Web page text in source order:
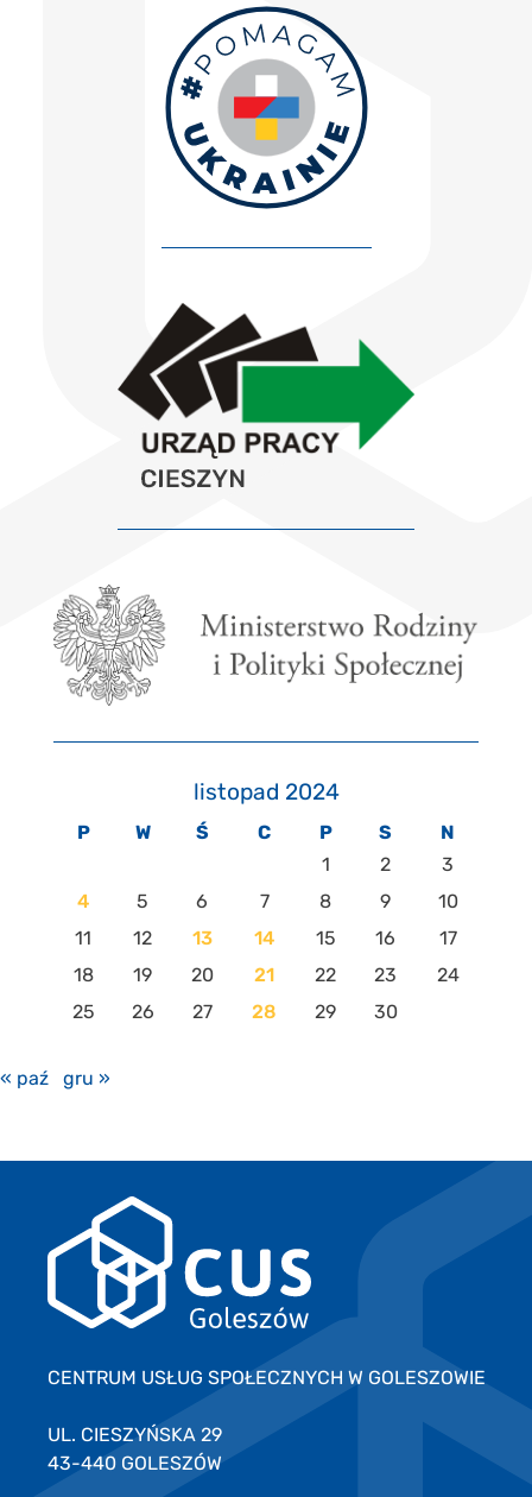
listopad 2024
P W Ś C P S
N
1
2
3
4
5 6 7 8 9
10
11
12 13 14 15 16
17
18
19 20 21 22 23
24
25
26 27 28 29 30
« paź gru »
CENTRUM USŁUG SPOŁECZNYCH W GOLESZOWIE
UL. CIESZYŃSKA 29
43-440 GOLESZÓW